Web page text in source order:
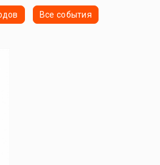
Все события